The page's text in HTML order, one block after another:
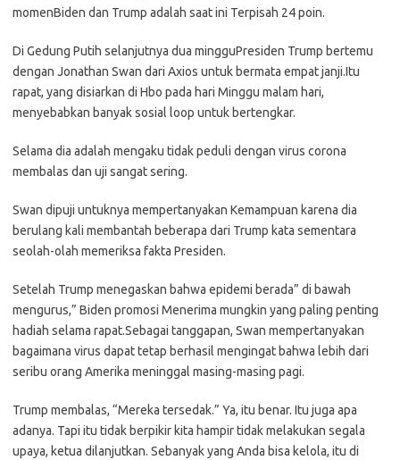
momenBiden dan Trump adalah saat ini Terpisah 24 poin.
Di Gedung Putih selanjutnya dua mingguPresiden Trump bertemu
dengan Jonathan Swan dari Axios untuk bermata empat janji.Itu
rapat, yang disiarkan di Hbo pada hari Minggu malam hari,
menyebabkan banyak sosial loop untuk bertengkar.
Selama dia adalah mengaku tidak peduli dengan virus corona
membalas dan uji sangat sering.
Swan dipuji untuknya mempertanyakan Kemampuan karena dia
berulang kali membantah beberapa dari Trump kata sementara
seolah-olah memeriksa fakta Presiden.
Setelah Trump menegaskan bahwa epidemi berada” di bawah
mengurus,” Biden promosi Menerima mungkin yang paling penting
hadiah selama rapat.Sebagai tanggapan, Swan mempertanyakan
bagaimana virus dapat tetap berhasil mengingat bahwa lebih dari
seribu orang Amerika meninggal masing-masing pagi.
Trump membalas, “Mereka tersedak.” Ya, itu benar. Itu juga apa
adanya. Tapi itu tidak berpikir kita hampir tidak melakukan segala
upaya, ketua dilanjutkan. Sebanyak yang Anda bisa kelola, itu di